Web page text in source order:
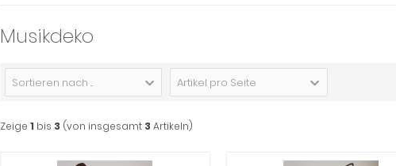
Musikdeko
Sortieren nach ... Artikel pro Seite
Zeige 1 bis 3 (von insgesamt 3 Artikeln)